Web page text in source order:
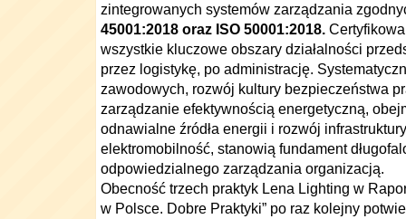
zintegrowanych systemów zarządzania
45001:2018 oraz ISO 50001:2018.
wszystkie kluczowe obszary działalności
przez logistykę, po administrację.
zawodowych, rozwój kultury bezpieczeństwa
zarządzanie efektywnością energetyczną,
odnawialne źródła energii i rozwój
elektromobilność, stanowią fundament
odpowiedzialnego zarządzania organizacją.
Obecność trzech praktyk Lena Lighting w
w Polsce. Dobre Praktyki” po raz kolejny